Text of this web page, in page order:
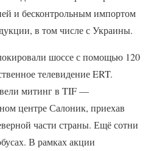
и бесконтрольным импортом
в том числе с Украины.
шоссе с помощью 120
телевидение ERT.
митинг в TIF —
центре Салоник, приехав
части страны. Ещё сотни
В рамках акции